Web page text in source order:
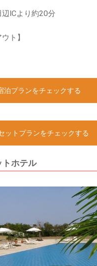
ICより約20分
ト】
泊プランをチェックする
ットプランをチェックする
トホテル